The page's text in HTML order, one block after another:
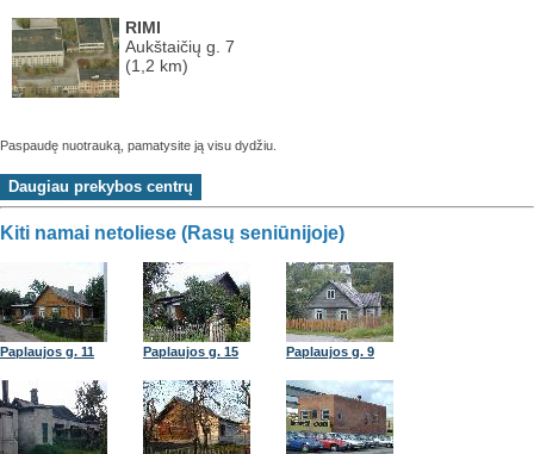
RIMI
Aukštaičių g. 7
(1,2 km)
Paspaudę nuotrauką, pamatysite ją visu dydžiu.
Kiti namai netoliese (Rasų seniūnijoje)
Paplaujos g. 11 Paplaujos g. 15 Paplaujos g. 9